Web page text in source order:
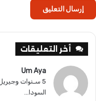
أخر التعليقات
Um Aya
السودا...